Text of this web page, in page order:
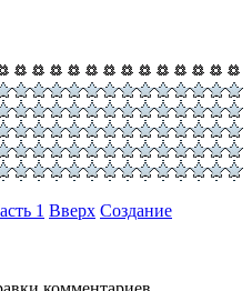
1 Вверх Создание